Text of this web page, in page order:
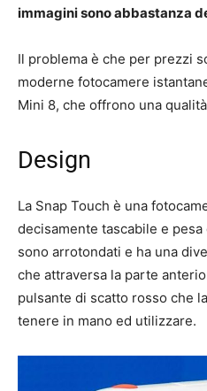
immagini sono abbastanza
Il problema è che per prezzi
moderne fotocamere
Mini 8, che offrono una
Design
La Snap Touch è una
decisamente tascabile e
sono arrotondati e ha una
che attraversa la parte
pulsante di scatto rosso che
tenere in mano ed utilizzare.